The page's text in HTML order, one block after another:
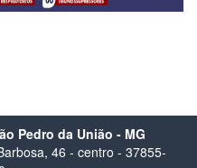
Pedro da União - MG
46 - centro - 37855-